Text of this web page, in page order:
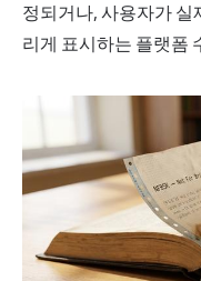
정되거나, 사용자가
리게 표시하는 플랫폼